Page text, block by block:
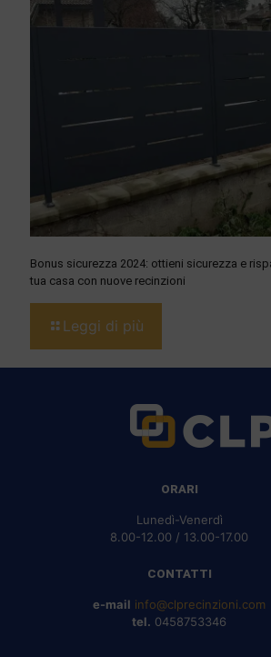
Bonus sicurezza 2024: ottieni sicurezza e
tua casa con nuove recinzioni
Leggi di più
ORARI
Lunedì-Venerdì
8.00-12.00 / 13.00-17.00
CONTATTI
e-mail info@clprecinzioni.com
tel. 0458753346